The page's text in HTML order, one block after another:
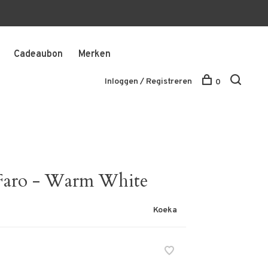
Cadeaubon Merken
Inloggen / Registreren 0
- Warm White
Koeka